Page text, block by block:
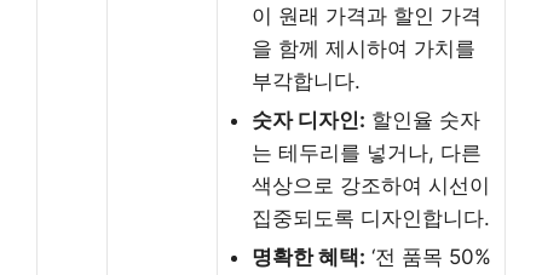
이 원래 가격과 할인 가격
을 함께 제시하여 가치를
부각합니다.
숫자 디자인: 할인율 숫자
는 테두리를 넣거나, 다른
색상으로 강조하여 시선이
집중되도록 디자인합니다.
명확한 혜택: ‘전 품목 50%